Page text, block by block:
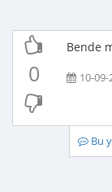
0
Bende
10-09-
Bu